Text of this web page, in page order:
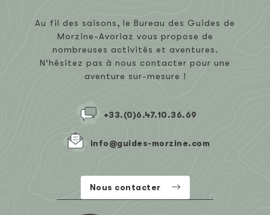
Au fil des saisons, le Bureau des Guides de
Morzine-Avoriaz vous propose de
nombreuses activités et aventures.
N’hésitez pas à nous contacter pour une
aventure sur-mesure !
+33.(0)6.47.10.36.69
info@guides-morzine.com
Nous contacter